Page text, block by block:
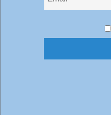
nido, Tagliaferri (FdI): “Verificare subito